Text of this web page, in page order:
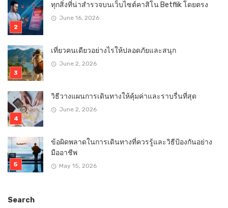
ทุกสิ่งที่น่าสำรวจบนเว็บไซต์คาสิโน Betflik โดยตรง
June 16, 2026
เที่ยวคนเดียวอย่างไรให้ปลอดภัยและสนุก
June 2, 2026
วิธีวางแผนการเดินทางให้คุ้มค่าและราบรื่นที่สุด
June 2, 2026
ข้อผิดพลาดในการเดินทางที่ควรรู้และวิธีป้องกันอย่าง
มืออาชีพ
May 15, 2026
Search